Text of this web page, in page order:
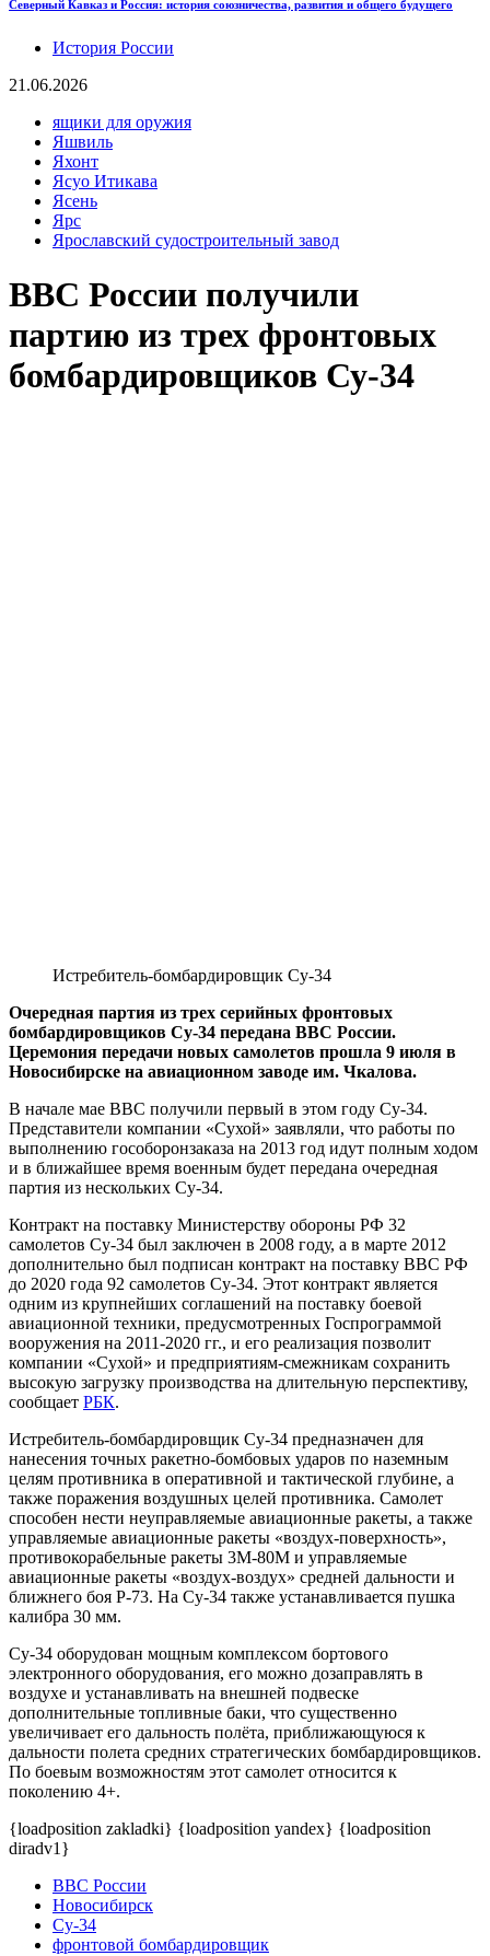
Северный Кавказ и Россия: история союзничества, развития и общего будущего
История России
21.06.2026
ящики для оружия
Яшвиль
Яхонт
Ясуо Итикава
Ясень
Ярс
Ярославский судостроительный завод
ВВС России получили
партию из трех фронтовых
бомбардировщиков Су-34
Истребитель-бомбардировщик Су-34
Очередная партия из трех серийных фронтовых
бомбардировщиков Су-34 передана ВВС России.
Церемония передачи новых самолетов прошла 9 июля в
Новосибирске на авиационном заводе им. Чкалова.
В начале мае ВВС получили первый в этом году Су-34.
Представители компании «Сухой» заявляли, что работы по
выполнению гособоронзаказа на 2013 год идут полным ходом
и в ближайшее время военным будет передана очередная
партия из нескольких Су-34.
Контракт на поставку Министерству обороны РФ 32
самолетов Су-34 был заключен в 2008 году, а в марте 2012
дополнительно был подписан контракт на поставку ВВС РФ
до 2020 года 92 самолетов Су-34. Этот контракт является
одним из крупнейших соглашений на поставку боевой
авиационной техники, предусмотренных Госпрограммой
вооружения на 2011-2020 гг., и его реализация позволит
компании «Сухой» и предприятиям-смежникам сохранить
высокую загрузку производства на длительную перспективу,
сообщает РБК.
Истребитель-бомбардировщик Су-34 предназначен для
нанесения точных ракетно-бомбовых ударов по наземным
целям противника в оперативной и тактической глубине, а
также поражения воздушных целей противника. Самолет
способен нести неуправляемые авиационные ракеты, а также
управляемые авиационные ракеты «воздух-поверхность»,
противокорабельные ракеты 3М-80М и управляемые
авиационные ракеты «воздух-воздух» средней дальности и
ближнего боя Р-73. На Су-34 также устанавливается пушка
калибра 30 мм.
Су-34 оборудован мощным комплексом бортового
электронного оборудования, его можно дозаправлять в
воздухе и устанавливать на внешней подвеске
дополнительные топливные баки, что существенно
увеличивает его дальность полёта, приближающуюся к
дальности полета средних стратегических бомбардировщиков.
По боевым возможностям этот самолет относится к
поколению 4+.
{loadposition zakladki} {loadposition yandex} {loadposition
diradv1}
ВВС России
Новосибирск
Су-34
фронтовой бомбардировщик